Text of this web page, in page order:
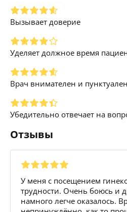
Вызывает доверие
Уделяет должное время
Врач внимателен и пунктуален
Убедительно отвечает на
Отзывы
У меня с посещением
трудности. Очень боюсь и
намного легче оказалось.